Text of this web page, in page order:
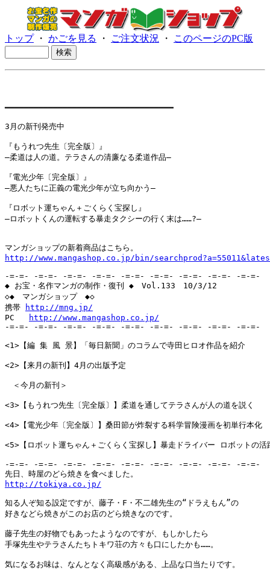
トップ・ かごを見る ・ ご注文状況 ・ このページのPC版
━━━━━━━━━━━━━━━━━━━━━━━━━━━━━━━━━━━
3月の新刊発売中
『もうれつ先生〔完全版〕』
―柔道は人の道。テラさんの清廉なる柔道作品―
『電光少年〔完全版〕』
―悪人たちに正義の電光少年が立ち向かう―
『ロボット運ちゃん＋ごくらく宝探し』
―ロボットくんの運転する暴走タクシーの行く末は……?―
http://www.mangashop.co.jp/bin/
-=-=- -=-=- -=-=- -=-=- -=-=- -=-=- -=-=- -=-=- -=-=-
◆ お宝・名作マンガの制作・復刊 ◆　Vol.133　10/3/12
◇◆　マンガショップ　◆◇
携帯
http://mng.jp/
PC
http://www.mangashop.co.jp/
-=-=- -=-=- -=-=- -=-=- -=-=- -=-=- -=-=- -=-=- -=-=-
<1>【編 集 風 景】「毎日新聞」のコラムで寺田ヒロオ作品を紹介
<2>【来月の新刊】4月の出版予定
＜今月の新刊＞
<3>【もうれつ先生〔完全版〕】柔道を通してテラさんが人の道を説く
<4>【電光少年〔完全版〕】桑田節が炸裂する科学冒険漫画を初単行本化
<5>【ロボット運ちゃん＋ごくらく宝探し】暴走ドライバー ロボットの活
-=-=- -=-=- -=-=- -=-=- -=-=- -=-=- -=-=- -=-=- -=-=-
http://tokiya.co.jp/
知る人ぞ知る設定ですが、藤子・F・不二雄先生の“ドラえもん”の
好きなどら焼きがこのお店のどら焼きなのです。
藤子先生の好物でもあったようなのですが、もしかしたら
手塚先生やテラさんたちトキワ荘の方々も口にしたかも……。
気になるお味は、なんとなく高級感がある、上品な口当たりです。